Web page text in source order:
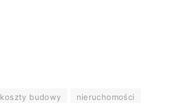
koszty budowy
nieruchomości